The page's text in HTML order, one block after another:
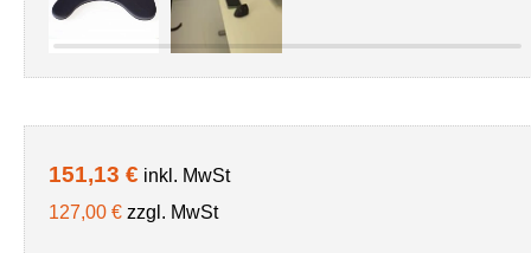
151,13 € inkl. MwSt
127,00 € zzgl. MwSt